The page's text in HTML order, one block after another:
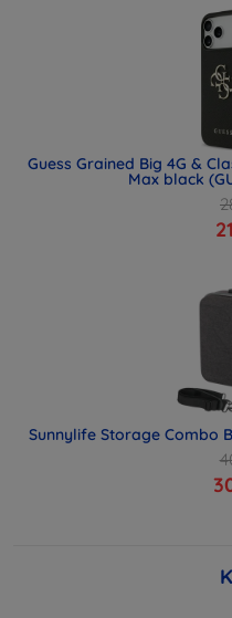
Guess Grained Big 4G &
Max black
Sunnylife Storage Combo